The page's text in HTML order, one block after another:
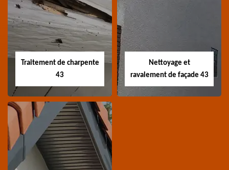
Devis nettoyage de
toiture 43
Devis nettoyage de
toiture 43 Haute-Loire
toiture 43
Devis réparation de
toiture 43 Haute-Loire
Traitement de charpente
43
Traitement de
charpente 43
Nettoyage et
ravalement de façade 43